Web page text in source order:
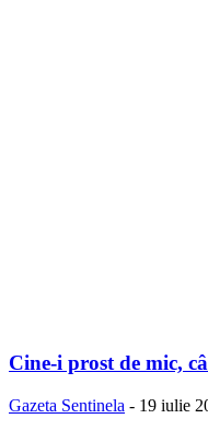
Cine-i prost de mic,
Gazeta Sentinela - 19 iulie